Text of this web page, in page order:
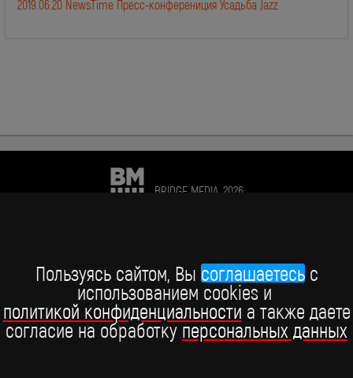
Пользуясь сайтом, Вы соглашаетесьc
использованием cookies и
политикой конфиденциальности а также даете
согласие на обработкуперсональных данных
2019.06.20 NewsTime Пресс-конферениция Усадьба Jazz
BRIDGE MEDIA, 2026
Telegram BRIDGE MEDIA
Telegram BABY TIME
ВКонтакте